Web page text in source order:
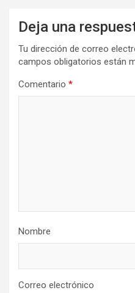
Deja una
Tu dirección de correo
campos obligatorios están
Comentario *
Nombre
Correo electrónico